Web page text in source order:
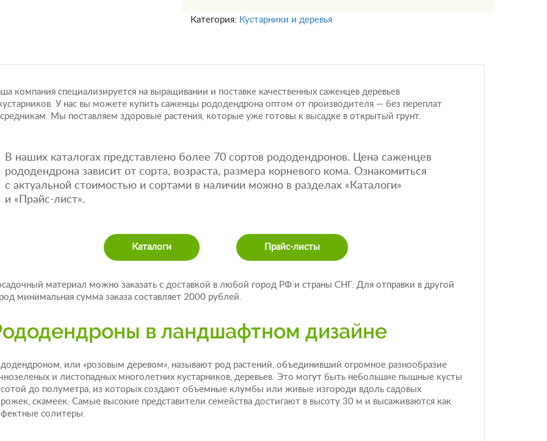
Категория: Кустарники и деревья
компания специализируется на выращивании и поставке качественных саженцев деревьев
У нас вы можете купить саженцы рододендрона оптом от производителя — без переплат
Мы поставляем здоровые растения, которые уже готовы к высадке в открытый грунт.
В наших каталогах представлено более 70 сортов рододендронов. Цена саженцев
рододендрона зависит от сорта, возраста, размера корневого кома. Ознакомиться
с актуальной стоимостью и сортами в наличии можно в разделах «Каталоги»
и «Прайс-лист».
Каталоги Прайс-листы
материал можно заказать с доставкой в любой город РФ и страны СНГ. Для отправки в другой
минимальная сумма заказа составляет 2000 рублей.
в ландшафтном дизайне
или «розовым деревом», называют род растений, объединивший огромное разнообразие
и листопадных многолетних кустарников, деревьев. Это могут быть небольшие пышные кусты
до полуметра, из которых создают объемные клумбы или живые изгороди вдоль садовых
скамеек. Самые высокие представители семейства достигают в высоту 30 м и высаживаются как
солитеры.